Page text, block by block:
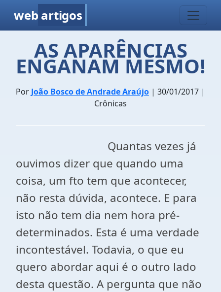
web artigos
AS APARÊNCIAS
ENGANAM MESMO!
Por João Bosco de Andrade Araújo | 30/01/2017 |
Crônicas
Quantas vezes já
ouvimos dizer que quando uma
coisa, um fto tem que acontecer,
não resta dúvida, acontece. E para
isto não tem dia nem hora pré-
determinados. Esta é uma verdade
incontestável. Todavia, o que eu
quero abordar aqui é o outro lado
desta questão. A pergunta que não